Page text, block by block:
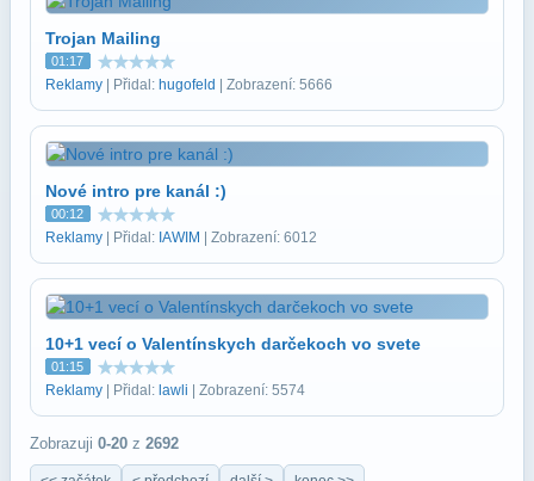
Trojan Mailing
01:17
Reklamy | Přidal: hugofeld | Zobrazení: 5666
Nové intro pre kanál :)
00:12
Reklamy | Přidal: IAWIM | Zobrazení: 6012
10+1 vecí o Valentínskych darčekoch vo svete
01:15
Reklamy | Přidal: lawli | Zobrazení: 5574
Zobrazuji 0-20 z 2692